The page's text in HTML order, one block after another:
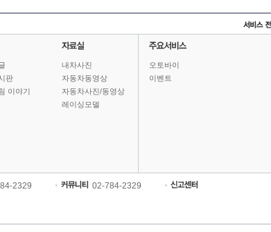
판
이야기
내차사진
자동차동영상
자동차사진/동영상
레이싱모델
오토바이
이벤트
2329 02-784-2329